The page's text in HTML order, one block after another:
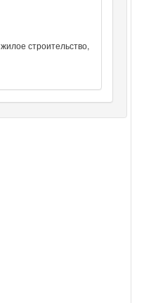
строительство,